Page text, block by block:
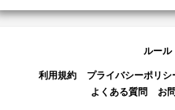
ルール
利用規約 プライバシーポリシ
よくある質問
お